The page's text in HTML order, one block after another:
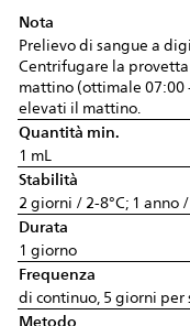
Nota
Prelievo di sangue a
Centrifugare la
mattino (ottimale 07:00
elevati il mattino.
Quantità min.
1 mL
Stabilità
2 giorni / 2-8°C; 1 anno /
Durata
1 giorno
Frequenza
di continuo, 5 giorni per
Metodo